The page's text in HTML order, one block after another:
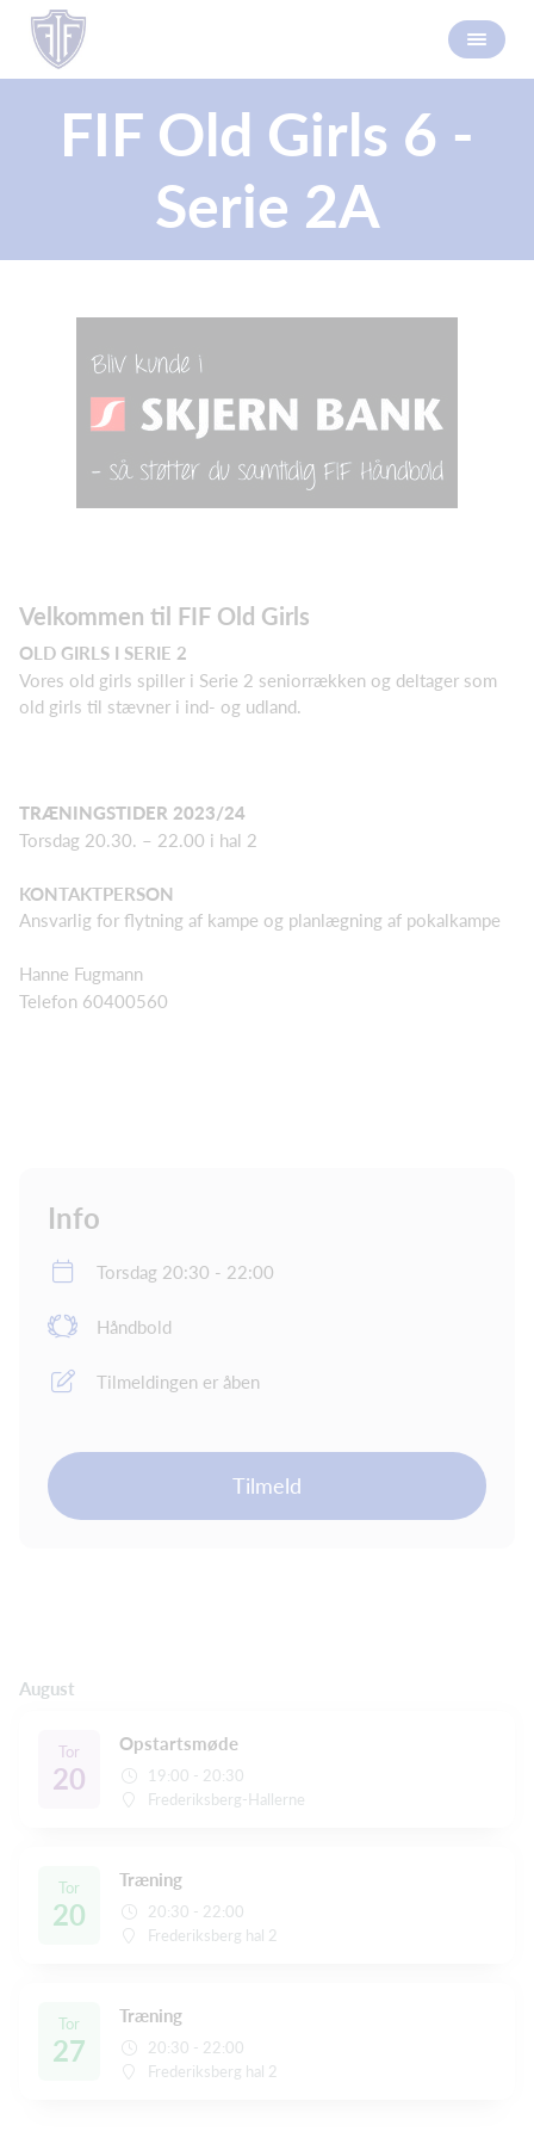
FIF Old Girls 6 -
Serie 2A
Velkommen til FIF Old Girls
OLD GIRLS I SERIE 2
Vores old girls spiller i Serie 2 seniorrækken og deltager som
old girls til stævner i ind- og udland.
TRÆNINGSTIDER 2023/24
Torsdag 20.30. – 22.00 i hal 2
KONTAKTPERSON
Ansvarlig for flytning af kampe og planlægning af pokalkampe
Hanne Fugmann
Telefon 60400560
Info
Torsdag 20:30 - 22:00
Håndbold
Tilmeldingen er åben
Tilmeld
August
Tor
20
Opstartsmøde
19:00 - 20:30
Frederiksberg-Hallerne
Tor
20
Træning
20:30 - 22:00
Frederiksberg hal 2
Tor
27
Træning
20:30 - 22:00
Frederiksberg hal 2